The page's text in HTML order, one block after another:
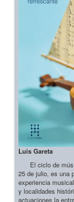
Luis Gareta
El ciclo de
25 de julio, es una
experiencia
y localidades
actuaciones la